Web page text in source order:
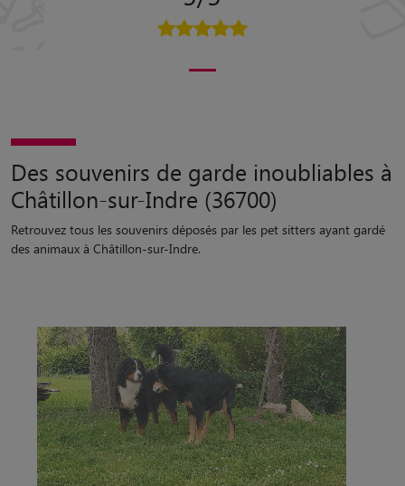
Des souvenirs de garde inoubliables à
Châtillon-sur-Indre (36700)
Retrouvez tous les souvenirs déposés par les pet sitters ayant gardé
des animaux à Châtillon-sur-Indre.